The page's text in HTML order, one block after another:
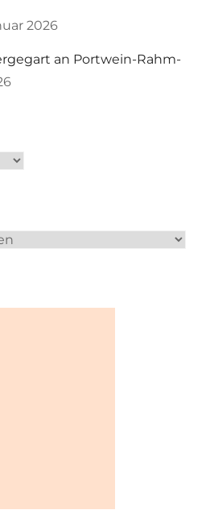
2026
an Portwein-Rahm-